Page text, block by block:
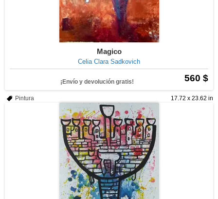
Magico
Celia Clara Sadkovich
560 $
¡Envío y devolución gratis!
17.72 x 23.62 in
Pintura